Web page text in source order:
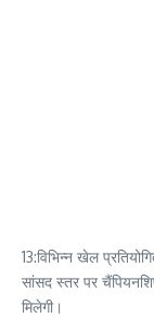
13:विभिन्न खेल
सांसद स्तर पर
मिलेगी।